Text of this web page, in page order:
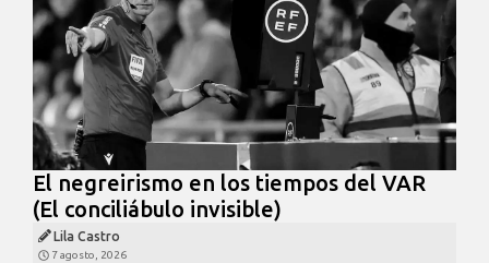
El negreirismo en los tiempos del VAR
(El conciliábulo invisible)
Lila Castro
7 agosto, 2026